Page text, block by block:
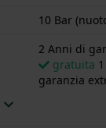
10 Bar
2 Anni di
gratuita
garanzia